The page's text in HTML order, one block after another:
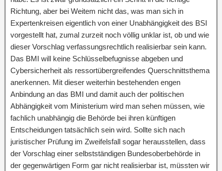
Richtung, aber bei Weitem nicht das, was man sich in
Expertenkreisen eigentlich von einer Unabhängigkeit des BSI
vorgestellt hat, zumal zurzeit noch völlig unklar ist, ob und wie
dieser Vorschlag verfassungsrechtlich realisierbar sein kann.
Das BMI will keine Schlüsselbefugnisse abgeben und
Cybersicherheit als ressortübergreifendes Querschnittsthema
anerkennen. Mit dieser weiterhin bestehenden engen
Anbindung an das BMI und damit auch der politischen
Abhängigkeit vom Ministerium wird man sehen müssen, wie
fachlich unabhängig die Behörde bei ihren künftigen
Entscheidungen tatsächlich sein wird. Sollte sich nach
juristischer Prüfung im Zweifelsfall sogar herausstellen, dass
der Vorschlag einer selbstständigen Bundesoberbehörde in
der gegenwärtigen Form gar nicht realisierbar ist, müssten wir